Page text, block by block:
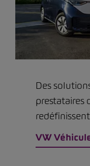
Des
prestataires
VW